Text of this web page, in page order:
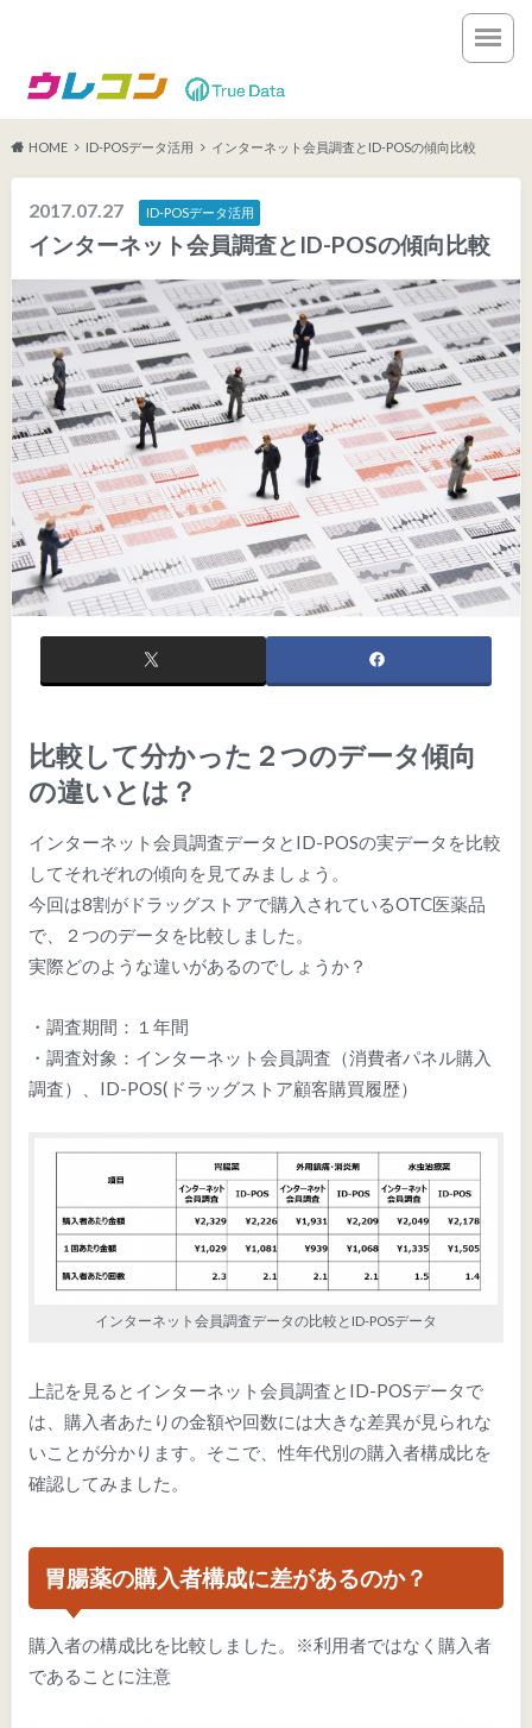
HOME ID-POSデータ活用 インターネット会員調査とID-POSの傾向比較
2017.07.27 ID-POSデータ活用
インターネット会員調査とID-POSの傾向比較
比較して分かった２つのデータ傾向
の違いとは？
インターネット会員調査データとID-POSの実データを比較
してそれぞれの傾向を見てみましょう。
今回は8割がドラッグストアで購入されているOTC医薬品
で、２つのデータを比較しました。
実際どのような違いがあるのでしょうか？
・調査期間：１年間
・調査対象：インターネット会員調査（消費者パネル購入
調査）、ID-POS(ドラッグストア顧客購買履歴）
インターネット会員調査データの比較とID-POSデータ
上記を見るとインターネット会員調査とID-POSデータで
は、購入者あたりの金額や回数には大きな差異が見られな
いことが分かります。そこで、性年代別の購入者構成比を
確認してみました。
胃腸薬の購入者構成に差があるのか？
購入者の構成比を比較しました。※利用者ではなく購入者
であることに注意